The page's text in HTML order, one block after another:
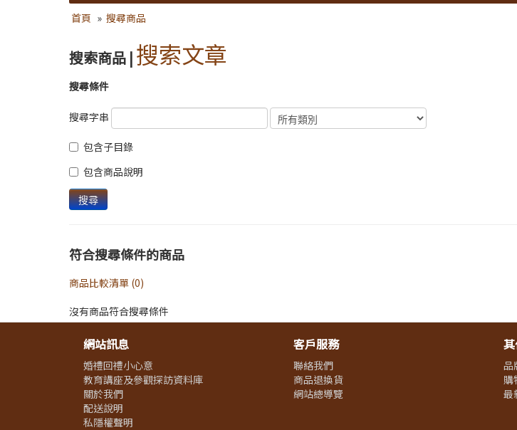
首頁 » 搜尋商品
搜索商品 | 搜索文章
搜尋條件
搜尋字串
包含子目錄
包含商品說明
符合搜尋條件的商品
商品比較清單 (0)
沒有商品符合搜尋條件
網站訊息
婚禮回禮小心意
教育講座及參觀探訪資料庫
關於我們
配送說明
私隱權聲明
客戶服務
聯絡我們
商品退換貨
網站總導覽
品
購
最